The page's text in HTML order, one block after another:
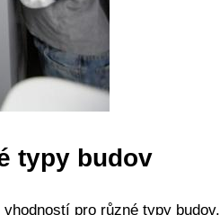
typy budov
pro různé typy budov.